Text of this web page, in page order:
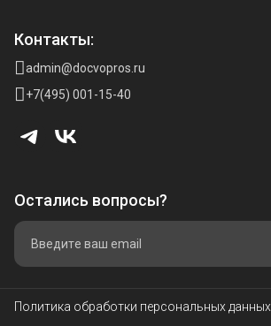
Контакты:
admin@docvopros.ru
+7(495) 001-15-40
Остались вопросы?
Политика обработки персональных данных